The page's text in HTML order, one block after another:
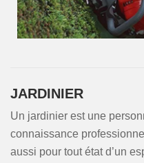
JARDINIER
Un jardinier est une
connaissance
aussi pour tout état d’un